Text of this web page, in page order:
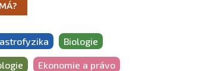
Biologie
Ekonomie a právo